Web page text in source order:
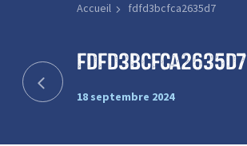
Accueil fdfd3bcfca2635d7
fdfd3bcfca2635d7
18 septembre 2024